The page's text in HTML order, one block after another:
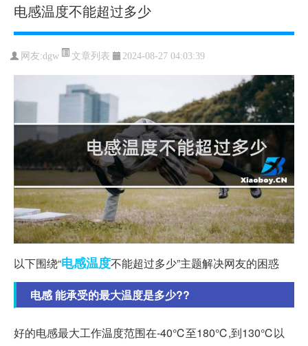
电感温度不能超过多少
网友:dgw 文章列表 2024-08-27 04:03:39
以下围绕“电感温度不能超过多少”主题解决网友的困惑
电感 能承受的最大温度是多少??
好的电感最大工作温度范围在-40℃至180℃,到130℃以